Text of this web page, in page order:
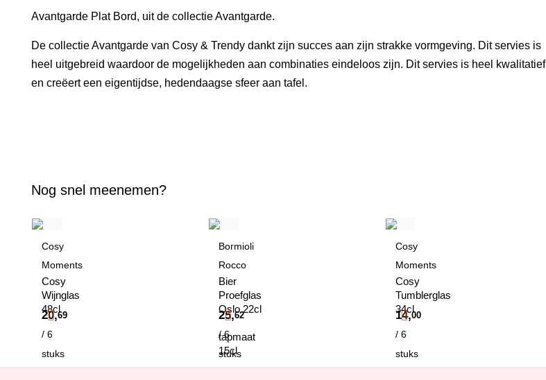
Avantgarde Plat Bord, uit de collectie Avantgarde.
De collectie Avantgarde van Cosy & Trendy dankt zijn succes aan zijn strakke vormgeving. Dit servies is
heel uitgebreid waardoor de mogelijkheden aan combinaties eindeloos zijn. Dit servies is heel kwalitatief
en creëert een eigentijdse, hedendaagse sfeer aan tafel.
Nog snel meenemen?
Cosy
Moments
Cosy
Wijnglas
48cl
20,69
/ 6
stuks
Bormioli
Rocco
Bier
Proefglas
Oslo 22cl
tapmaat
15cl
25,62
/ 6
stuks
Cosy
Moments
Cosy
Tumblerglas
34cl
14,00
/ 6
stuks